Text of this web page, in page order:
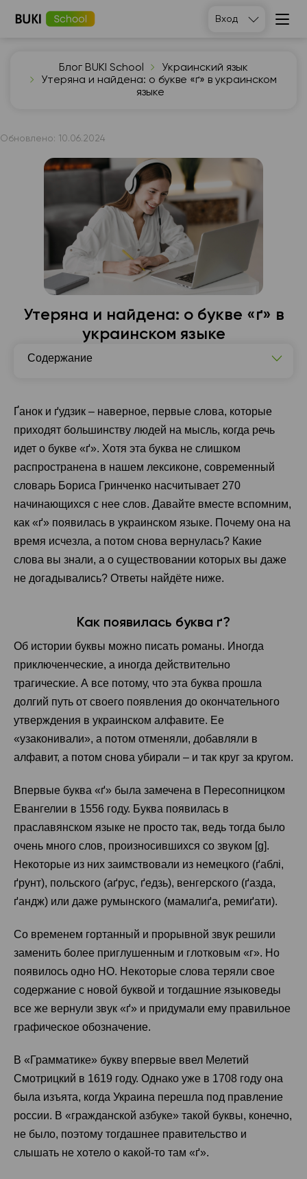
Вход
Блог BUKI School
Украинский язык
Утеряна и найдена: о букве «ґ» в украинском
языке
Обновлено: 10.06.2024
Утеряна и найдена: о букве «ґ» в
украинском языке
Содержание
Буква ґ в разных частях речи
Ґанок и ґудзик – наверное, первые слова, которые
приходят большинству людей на мысль, когда речь
идет о букве «ґ». Хотя эта буква не слишком
распространена в нашем лексиконе, современный
словарь Бориса Гринченко насчитывает 270
начинающихся с нее слов. Давайте вместе вспомним,
как «ґ» появилась в украинском языке. Почему она на
время исчезла, а потом снова вернулась? Какие
слова вы знали, а о существовании которых вы даже
не догадывались? Ответы найдёте ниже.
Как появилась буква ґ?
Об истории буквы можно писать романы. Иногда
приключенческие, а иногда действительно
трагические. А все потому, что эта буква прошла
долгий путь от своего появления до окончательного
утверждения в украинском алфавите. Ее
«узаконивали», а потом отменяли, добавляли в
алфавит, а потом снова убирали – и так круг за кругом.
Впервые буква «ґ» была замечена в Пересопницком
Евангелии в 1556 году. Буква появилась в
праславянском языке не просто так, ведь тогда было
очень много слов, произносившихся со звуком [ɡ].
Некоторые из них заимствовали из немецкого (ґаблі,
ґрунт), польского (аґрус, ґедзь), венгерского (ґазда,
ґандж) или даже румынского (мамалиґа, ремиґати).
Со временем гортанный и прорывной звук решили
заменить более приглушенным и глотковым «г». Но
появилось одно НО. Некоторые слова теряли свое
содержание с новой буквой и тогдашние языковеды
все же вернули звук «ґ» и придумали ему правильное
графическое обозначение.
В «Грамматике» букву впервые ввел Мелетий
Смотрицкий в 1619 году. Однако уже в 1708 году она
была изъята, когда Украина перешла под правление
россии. В «гражданской азбуке» такой буквы, конечно,
не было, поэтому тогдашнее правительство и
слышать не хотело о какой-то там «ґ».